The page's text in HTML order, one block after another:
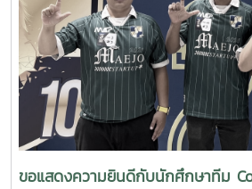
ขอแสดงความยินดีกับนักศึกษาทีม